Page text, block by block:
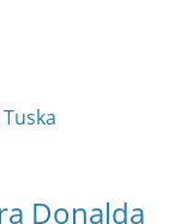
Donalda